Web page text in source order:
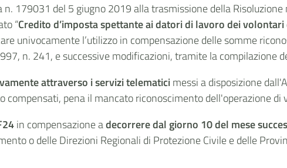
n. 179031 del 5 giugno 2019 alla trasmissione della
“Credito d’imposta spettante ai datori di lavoro dei
univocamente l’utilizzo in compensazione delle somme
n. 241, e successive modificazioni, tramite la compilazione
attraverso i servizi telematicimessi a disposizione
compensati, pena il mancato riconoscimento dell'operazione di
in compensazione adecorrere dal giorno 10 del mese
o delle Direzioni Regionali di Protezione Civile e delle